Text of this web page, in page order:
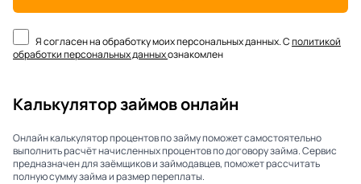
Я согласен на обработку моих персональных данных. Сполитикой
обработки персональных данныхознакомлен
Калькулятор займов онлайн
Онлайн калькулятор процентов по займу поможет самостоятельно
выполнить расчёт начисленных процентов по договору займа. Сервис
предназначен для заёмщиков и займодавцев, поможет рассчитать
полную сумму займа и размер переплаты.